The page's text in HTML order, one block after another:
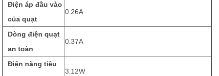
Điện áp đầu vào
của quạt
0.26A
Dòng điện quạt
an toàn
0.37A
Điện năng tiêu
3.12W